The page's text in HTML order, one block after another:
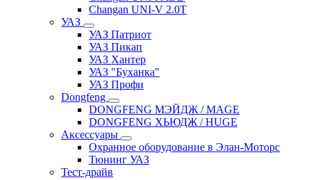
Changan UNI-V 2.0T
УАЗ
УАЗ Патриот
УАЗ Пикап
УАЗ Хантер
УАЗ "Буханка"
УАЗ Профи
Dongfeng
DONGFENG МЭЙДЖ / MAGE
DONGFENG ХЬЮДЖ / HUGE
Аксессуары
Охранное оборудование в Элан-Моторс
Тюнинг УАЗ
Тест-драйв